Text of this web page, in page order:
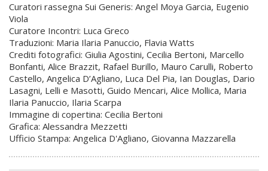
Curatori rassegna Sui Generis: Angel Moya Garcia, Eugenio
Viola
Curatore Incontri: Luca Greco
Traduzioni: Maria Ilaria Panuccio, Flavia Watts
Crediti fotografici: Giulia Agostini, Cecilia Bertoni, Marcello
Bonfanti, Alice Brazzit, Rafael Burillo, Mauro Carulli, Roberto
Castello, Angelica D’Agliano, Luca Del Pia, Ian Douglas, Dario
Lasagni, Lelli e Masotti, Guido Mencari, Alice Mollica, Maria
Ilaria Panuccio, Ilaria Scarpa
Immagine di copertina: Cecilia Bertoni
Grafica: Alessandra Mezzetti
Ufficio Stampa: Angelica D'Agliano, Giovanna Mazzarella